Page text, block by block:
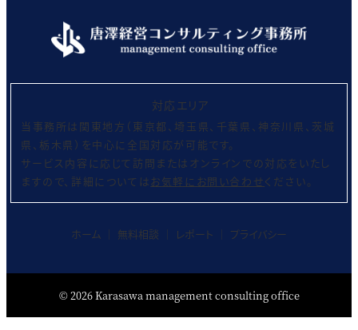
対応エリア
当事務所は関東地方（東京都、埼玉県、千葉県、神奈川県、茨城
県、栃木県）を中心に全国対応が可能です。
サービス内容に応じて訪問またはオンラインでの対応をいたし
ますので、詳細については お気軽にお問い合わせください。
ホーム│ 無料相談 レポート プライバシー
©2026Karasawa management consulting office